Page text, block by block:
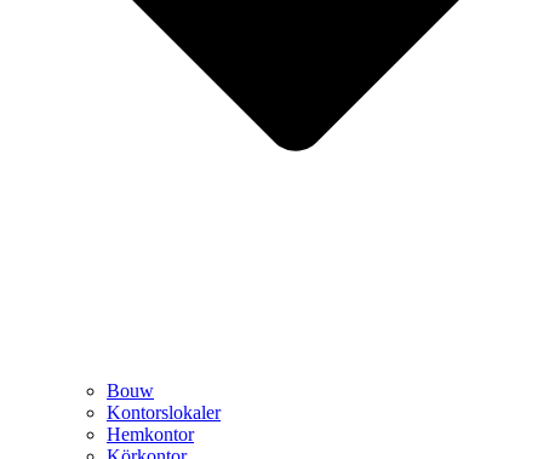
Bouw
Kontorslokaler
Hemkontor